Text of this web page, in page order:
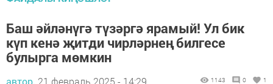
Баш әйләнүгә түзәргә ярамый! Ул бик
күп кенә җитди чирләрнең билгесе
булырга мөмкин
автор, 21 февраль 2025 - 14:29 1143 0 1